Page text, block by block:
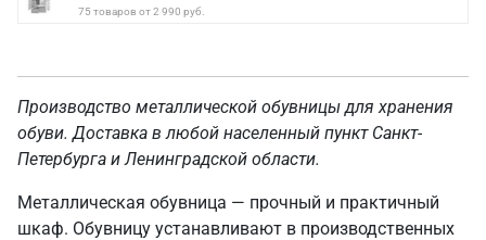
75 товаров от 2 990 руб.
Производство металлической обувницы для хранения
обуви. Доставка в любой населенный пункт Санкт-
Петербурга и Ленинградской области.
Металлическая обувница — прочный и практичный
шкаф. Обувницу устанавливают в производственных